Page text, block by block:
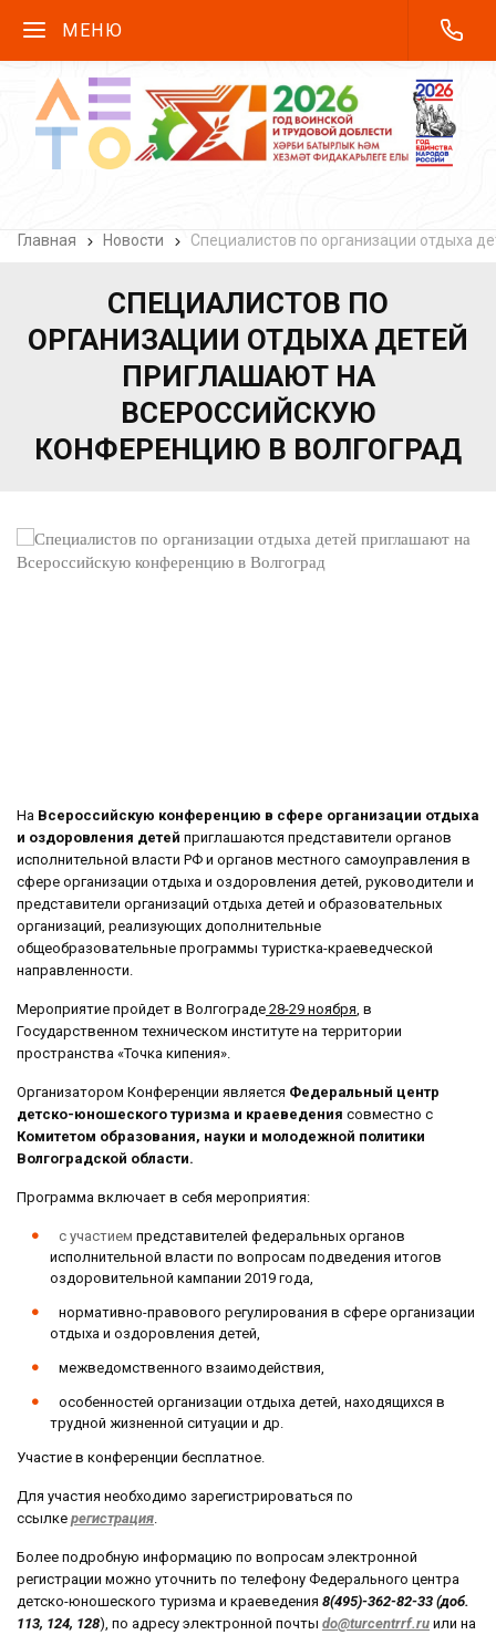
МЕНЮ
Главная Новости Специалистов по организации отдыха
СПЕЦИАЛИСТОВ ПО
ОРГАНИЗАЦИИ ОТДЫХА ДЕТЕЙ
ПРИГЛАШАЮТ НА
ВСЕРОССИЙСКУЮ
КОНФЕРЕНЦИЮ В ВОЛГОГРАД
На Всероссийскую конференцию в сфере организации отдыха
и оздоровления детей приглашаются представители органов
исполнительной власти РФ и органов местного самоуправления в
сфере организации отдыха и оздоровления детей, руководители и
представители организаций отдыха детей и образовательных
организаций, реализующих дополнительные
общеобразовательные программы туристка-краеведческой
направленности.
Мероприятие пройдет в Волгограде 28-29 ноября, в
Государственном техническом институте на территории
пространства «Точка кипения».
Организатором Конференции является Федеральный центр
детско-юношеского туризма и краеведения совместно с
Комитетом образования, науки и молодежной политики
Волгоградской области.
Программа включает в себя мероприятия:
с участием представителей федеральных органов
исполнительной власти по вопросам подведения итогов
оздоровительной кампании 2019 года,
нормативно-правового регулирования в сфере организации
отдыха и оздоровления детей,
межведомственного взаимодействия,
особенностей организации отдыха детей, находящихся в
трудной жизненной ситуации и др.
Участие в конференции бесплатное.
Для участия необходимо зарегистрироваться по
ссылке регистрация.
Более подробную информацию по вопросам электронной
регистрации можно уточнить по телефону Федерального центра
детско-юношеского туризма и краеведения 8(495)-362-82-33 (доб.
113, 124, 128), по адресу электронной почты do@turcentrrf.ru или на